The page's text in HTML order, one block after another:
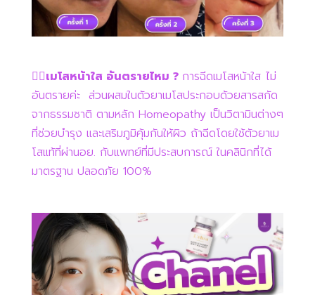
👉🏻เมโสหน้าใส อันตรายไหม ? การฉีดเมโสหน้าใส ไม่
อันตรายค่ะ ส่วนผสมในตัวยาเมโสประกอบด้วยสารสกัด
จากธรรมชาติ ตามหลัก Homeopathy เป็นวิตามินต่างๆ
ที่ช่วยบำรุง และเสริมภูมิคุ้มกันให้ผิว ถ้าฉีดโดยใช้ตัวยาเม
โสแท้ที่ผ่านอย. กับแพทย์ที่มีประสบการณ์ ในคลินิกที่ได้
มาตรฐาน ปลอดภัย 100%